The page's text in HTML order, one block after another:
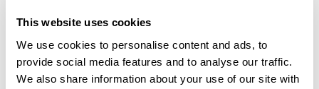
This website uses cookies
We use cookies to personalise content and ads, to
provide social media features and to analyse our traffic.
We also share information about your use of our site with
Soyez le premier à ajouter un avis !